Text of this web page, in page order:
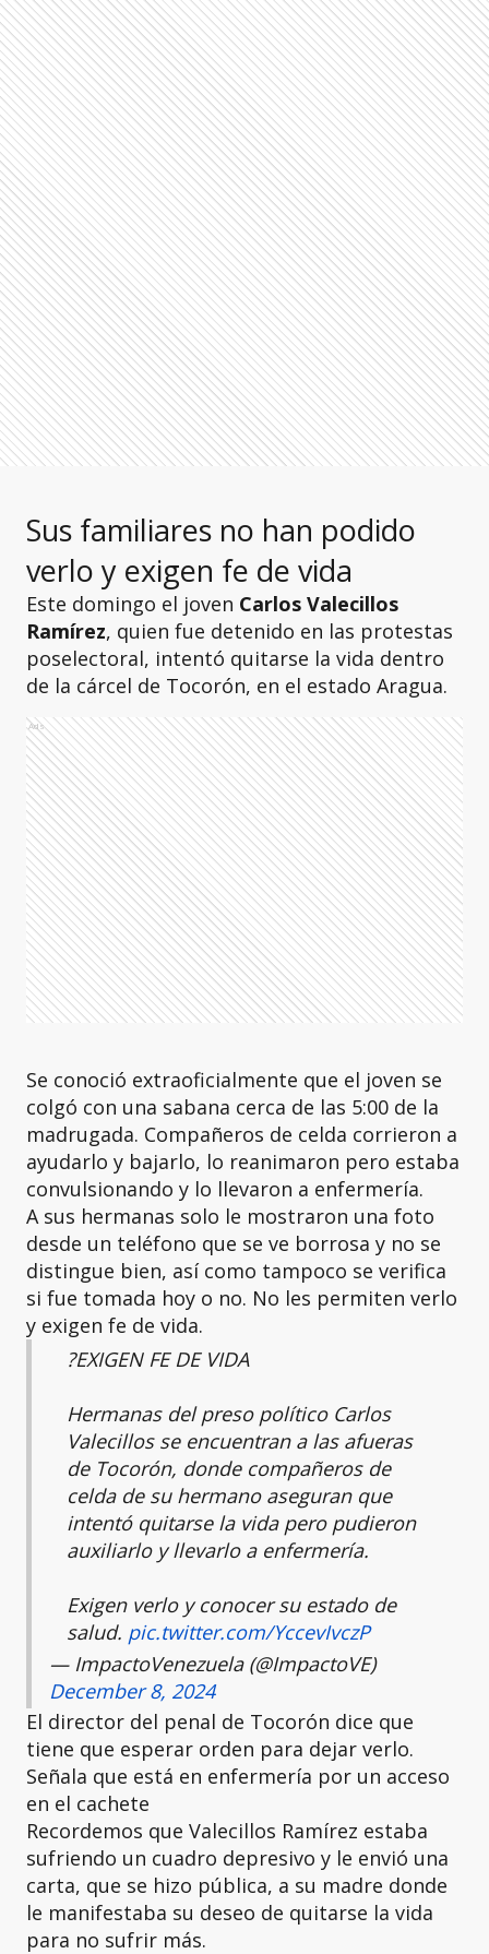
Sus familiares no han podido
verlo y exigen fe de vida
Este domingo el joven Carlos Valecillos
Ramírez, quien fue detenido en las protestas
poselectoral, intentó quitarse la vida dentro
de la cárcel de Tocorón, en el estado Aragua.
Ads
Se conoció extraoficialmente que el joven se
colgó con una sabana cerca de las 5:00 de la
madrugada. Compañeros de celda corrieron a
ayudarlo y bajarlo, lo reanimaron pero estaba
convulsionando y lo llevaron a enfermería.
A sus hermanas solo le mostraron una foto
desde un teléfono que se ve borrosa y no se
distingue bien, así como tampoco se verifica
si fue tomada hoy o no. No les permiten verlo
y exigen fe de vida.
?EXIGEN FE DE VIDA
Hermanas del preso político Carlos
Valecillos se encuentran a las afueras
de Tocorón, donde compañeros de
celda de su hermano aseguran que
intentó quitarse la vida pero pudieron
auxiliarlo y llevarlo a enfermería.
Exigen verlo y conocer su estado de
salud. pic.twitter.com/YccevIvczP
— ImpactoVenezuela (@ImpactoVE)
December 8, 2024
El director del penal de Tocorón dice que
tiene que esperar orden para dejar verlo.
Señala que está en enfermería por un acceso
en el cachete
Recordemos que Valecillos Ramírez estaba
sufriendo un cuadro depresivo y le envió una
carta, que se hizo pública, a su madre donde
le manifestaba su deseo de quitarse la vida
para no sufrir más.